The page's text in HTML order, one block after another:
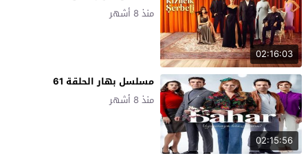
02:16:03
منذ 8 أشهر
02:15:56
مسلسل بهار الحلقة 61
منذ 8 أشهر